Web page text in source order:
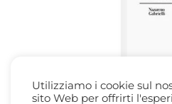
Utilizziamo i cookie sul
sito Web per offrirti